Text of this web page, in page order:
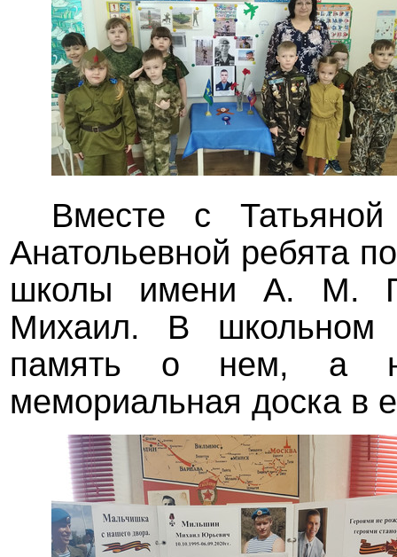
Вместе с
Анатольевной ребята
школы имени А. М.
Михаил. В школьном
память о нем, а
мемориальная доска в